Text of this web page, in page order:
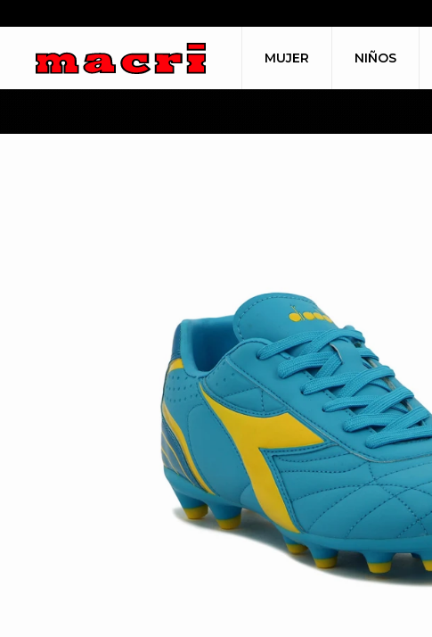
MUJER NIÑOS